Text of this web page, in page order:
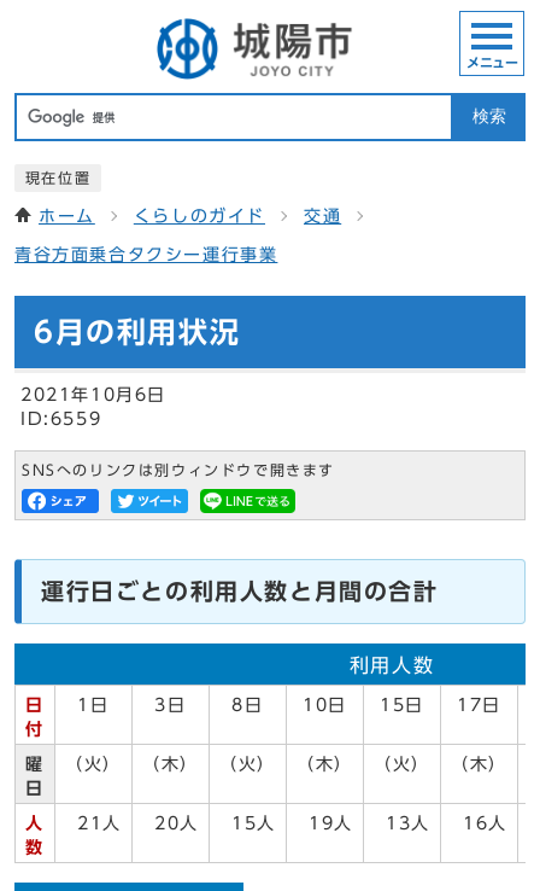
検索
メニュー
現在位置
ホーム くらしのガイド 交通
青谷方面乗合タクシー運行事業
6月の利用状況
2021年10月6日
ID:6559
SNSへのリンクは別ウィンドウで開きます
運行日ごとの利用人数と月間の合計
利用人数
日
付
1日 3日 8日 10日 15日 17日
曜
日
（火） （木） （火） （木） （火） （木）
人
数
21人 20人 15人 19人 13人 16人